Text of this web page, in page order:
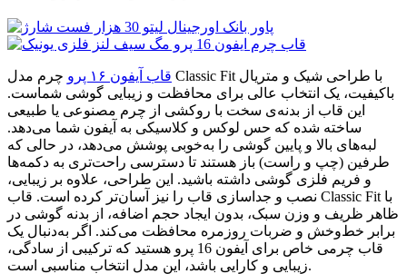
قاب آیفون ۱۶ پرو
چرم مدل Classic Fit با طراحی شیک و متریال
باکیفیت، یک انتخاب عالی برای محافظت و زیبایی گوشی شماست.
این قاب از بدنه‌ی سخت با روکشی از چرم مصنوعی یا طبیعی
ساخته شده که حس لوکس و کلاسیکی به آیفون شما می‌دهد.
لبه‌های بالا و پایین گوشی را به‌خوبی پوشش می‌دهد، در حالی که
طرفین (چپ و راست) باز هستند تا دسترسی راحت‌تری به دکمه‌ها
و فریم فلزی گوشی داشته باشید. این طراحی، علاوه بر زیبایی،
نصب و جداسازی قاب را نیز آسان‌تر کرده است. قاب Classic Fit با
ظاهر ظریف و وزن سبک، بدون ایجاد حجم اضافه، از بدنه گوشی در
برابر خط‌وخش و ضربات روزمره محافظت می‌کند. اگر به‌دنبال یک
قاب چرمی خاص برای آیفون 16 پرو هستید که ترکیبی از سادگی،
زیبایی و کارایی باشد، این مدل انتخاب مناسبی است.